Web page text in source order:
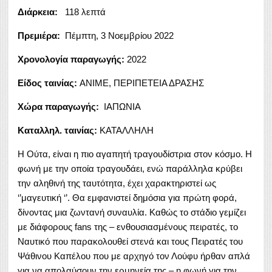
Διάρκεια: 118 λεπτά
Πρεμιέρα: Πέμπτη, 3 Νοεμβρίου 2022
Χρονολογία παραγωγής: 2022
Είδος ταινίας: ANIME, ΠΕΡΙΠΕΤΕΙΑ ΔΡΑΣΗΣ
Χώρα παραγωγής: ΙΑΠΩΝΙΑ
Καταλληλ. ταινίας: ΚΑΤΑΛΛΗΛΗ
Η Ούτα, είναι η πιο αγαπητή τραγουδίστρια στον κόσμο. Η
φωνή με την οποία τραγουδάει, ενώ παράλληλα κρύβει
την αληθινή της ταυτότητα, έχει χαρακτηριστεί ως
‘’μαγευτική ‘’. Θα εμφανιστεί δημόσια για πρώτη φορά,
δίνοντας μια ζωντανή συναυλία. Καθώς το στάδιο γεμίζει
με διάφορους fans της – ενθουσιασμένους πειρατές, το
Ναυτικό που παρακολουθεί στενά και τους Πειρατές του
Ψάθινου Καπέλου που με αρχηγό τον Λούφυ ήρθαν απλά